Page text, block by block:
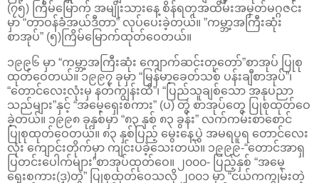
(၇၅) ကြိမ်မြောက် အမျိုးသားနေ့ စိန်ရတုအထိမ်းအမှတ်မဂ္ဂဇင်း
မှာ “တာဝန်ခံအယ်ဒီတာ” လုပ်ပေးခဲ့တယ်။ ”ကမ္ဘာ့အကြီးဆုံး
စာအုပ်” (၅)ကြိမ်မြောက်ထုတ်ဝေတယ်။
၁၉၉၆ မှာ “ကမ္ဘာ့အကြီးဆုံး ကျောက်ဆင်းတုတော်”စာအုပ် ပြုစု
ထုတ်ဝေတယ်။ ၁၉၉၇ ခုမှာ “မြန်မာ့ခေတ်သစ် ပန်းချီစာအုပ်”၊
“တောင်လေးလုံးမှ နတ်ကျွန်းထိ”၊ “ပြည်သူချစ်သော အနုပညာ
သည်များ”နှင့် “အမေ့ရှေးစကား” (ပ) တွဲ စာအုပ်တွေ ပြုစုထုတ်ဝေ
ခဲ့တယ်။ ၁၉၉၈ ခုနှစ်မှာ “၈၃ နှစ် ၈၃ ခွန်း” လက်ကမ်းစာစောင်
ပြုစုထုတ်ဝေတယ်။ ၈၃ နှစ်ပြည့် မွေးနေ့ပွဲ အမရပူရ တောင်လေး
လုံး ကျောင်းတိုက်မှာ ကျင်းပခဲ့သေးတယ်။ ၁၉၉၉-“တောင်အာရှ
ပြတင်းပေါက်များ”စာအုပ်ထုတ်ဝေ။ ၂၀၀၀- ပြည့်နှစ် “အမေ့
ရှေးစကား(ဒု)တွဲ” ပြုစုထုတ်ဝေသလို ၂၀၀၁ မှာ “ငယ်ကကျွမ်းတဲ့